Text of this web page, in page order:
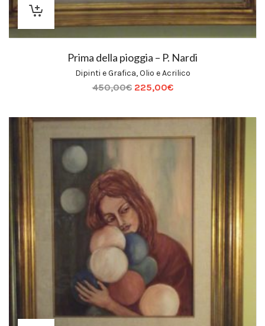
Prima della pioggia – P. Nardi
Dipinti e Grafica,Olio e Acrilico
450,00€ 225,00€